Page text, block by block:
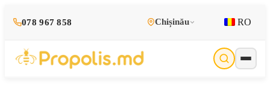
078 967 858 Chișinău RO